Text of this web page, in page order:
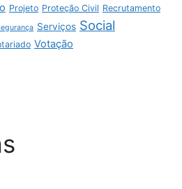
Projeto Proteção Civil Recrutamento
Serviços Social
Votação